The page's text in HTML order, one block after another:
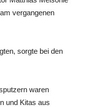
vergangenen
sorgte bei den
waren
und Kitas aus